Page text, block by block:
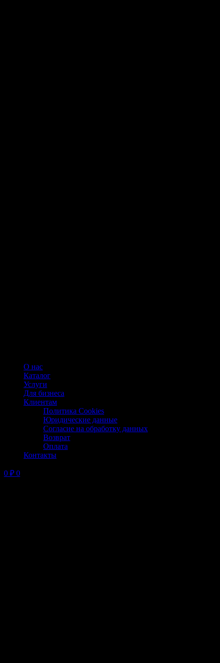
О нас
Каталог
Услуги
Для бизнеса
Клиентам
Политика Cookies
Юридические данные
Согласие на обработку данных
Возврат
Оплата
Контакты
0 ₽ 0